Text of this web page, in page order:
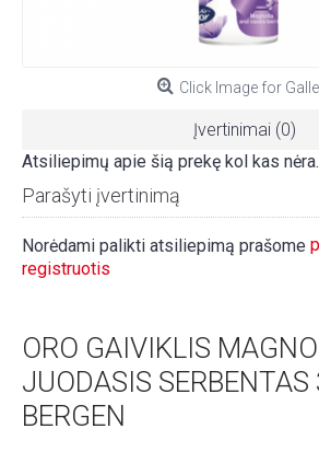
Click Image for
Įvertinimai (0)
Atsiliepimų apie šią prekę kol kas nėra.
Parašyti įvertinimą
Norėdami palikti atsiliepimą prašome
registruotis
ORO GAIVIKLIS
JUODASIS
BERGEN